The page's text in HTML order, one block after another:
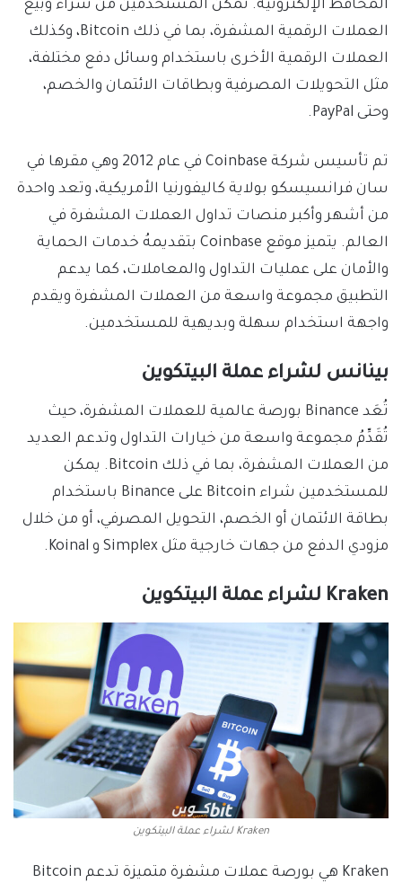
المحافظ الإلكترونية. تُمكن المستخدمين من شراء وبيع
العملات الرقمية المشفرة، بما في ذلك Bitcoin، وكذلك
العملات الرقمية الأخرى باستخدام وسائل دفع مختلفة،
مثل التحويلات المصرفية وبطاقات الائتمان والخصم،
وحتى PayPal.
تم تأسيس شركة Coinbase في عام 2012 وهي مقرها في
سان فرانسيسكو بولاية كاليفورنيا الأمريكية، وتعد واحدة
من أشهر وأكبر منصات تداول العملات المشفرة في
العالم. يتميز موقع Coinbase بتقديمهُ خدمات الحماية
والأمان على عمليات التداول والمعاملات، كما يدعم
التطبيق مجموعة واسعة من العملات المشفرة ويقدم
واجهة استخدام سهلة وبديهية للمستخدمين.
بينانس لشراء عملة البيتكوين
تُعَد Binance بورصة عالمية للعملات المشفرة، حيث
تُقَدِّمُ مجموعة واسعة من خيارات التداول وتدعم العديد
من العملات المشفرة، بما في ذلك Bitcoin. يمكن
للمستخدمين شراء Bitcoin على Binance باستخدام
بطاقة الائتمان أو الخصم، التحويل المصرفي، أو من خلال
مزودي الدفع من جهات خارجية مثل Simplex و Koinal.
Kraken لشراء عملة البيتكوين
Kraken لشراء عملة البيتكوين
Kraken هي بورصة عملات مشفرة متميزة تدعم Bitcoin